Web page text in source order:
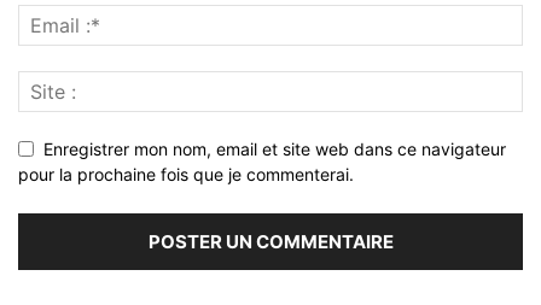
Enregistrer mon nom, email et site web dans ce navigateur
pour la prochaine fois que je commenterai.